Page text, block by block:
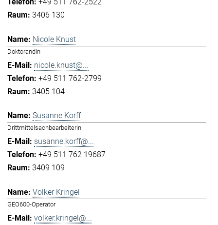
+49 511 762-2522
3406 130
Nicole Knust
Doktorandin
nicole.knust@...
+49 511 762-2799
3405 104
Susanne Korff
Drittmittelsachbearbeiterin
susanne.korff@...
+49 511 762 19687
3409 109
Volker Kringel
GEO600-Operator
volker.kringel@...